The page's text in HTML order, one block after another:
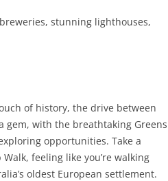
stunning lighthouses,
of history, the drive between
gem, with the breathtaking Greens
opportunities. Take a
feeling like you’re walking
oldest European settlement.